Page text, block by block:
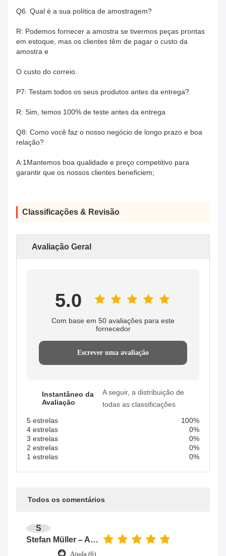
Q6. Qual é a sua política de amostragem?
R: Podemos fornecer a amostra se tivermos peças prontas
em estoque, mas os clientes têm de pagar o custo da
amostra e
O custo do correio.
P7: Testam todos os seus produtos antes da entrega?
R: Sim, temos 100% de teste antes da entrega
Q8: Como você faz o nosso negócio de longo prazo e boa
relação?
A:1Mantemos boa qualidade e preço competitivo para
garantir que os nossos clientes beneficiem;
Classificações & Revisão
Avaliação Geral
5.0
Com base em 50 avaliações para este
fornecedor
Escrever uma avaliação
Instantâneo da
Avaliação
A seguir, a distribuição de
todas as classificações
5 estrelas
100%
4 estrelas
0%
3 estrelas
0%
2 estrelas
0%
1 estrelas
0%
Todos os comentários
S
Stefan Müller – Automation Engineer
Ajuda (6)